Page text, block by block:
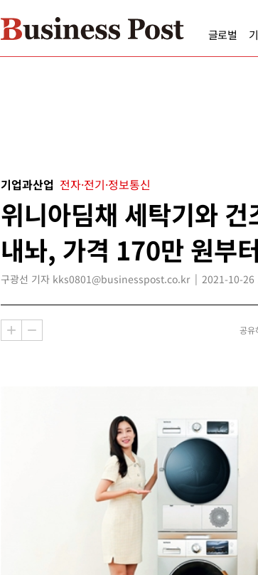
글로벌
기업과산업 전자·전기·정보통신
위니아딤채 세탁기와
내놔, 가격 170만 원부터
구광선 기자 kks0801@businesspost.co.kr 2021-10-26
공유